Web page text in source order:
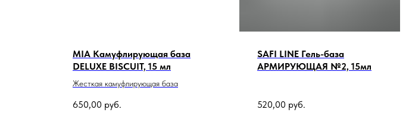
MIA Камуфлирующая база
DELUXE BISCUIT, 15 мл
Жесткая камуфлирующая база
650,00 руб.
SAFI LINE Гель-база
АРМИРУЮЩАЯ №2, 15мл
520,00 руб.